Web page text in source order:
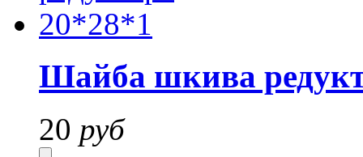
Шайба шкива
20 руб